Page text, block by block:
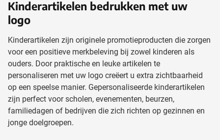
Kinderartikelen bedrukken met uw
logo
Kinderartikelen zijn originele promotieproducten die zorgen
voor een positieve merkbeleving bij zowel kinderen als
ouders. Door praktische en leuke artikelen te
personaliseren met uw logo creëert u extra zichtbaarheid
op een speelse manier. Gepersonaliseerde kinderartikelen
zijn perfect voor scholen, evenementen, beurzen,
familiedagen of bedrijven die zich richten op gezinnen en
jonge doelgroepen.